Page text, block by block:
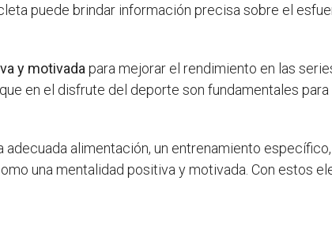
puede brindar información precisa sobre el
y motivada para mejorar el rendimiento en las
en el disfrute del deporte son fundamentales para
alimentación, un entrenamiento específico,
una mentalidad positiva y motivada. Con estos